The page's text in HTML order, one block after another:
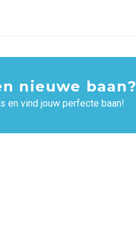
nieuwe baan?
en vind jouw perfecte baan!